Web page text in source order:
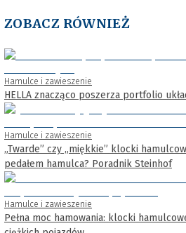
ZOBACZ RÓWNIEŻ
Hamulce i zawieszenie
HELLA znacząco poszerza portfolio
Hamulce i zawieszenie
„Twarde” czy „miękkie” klocki
pedałem hamulca? Poradnik Steinhof
Hamulce i zawieszenie
Pełna moc hamowania: klocki